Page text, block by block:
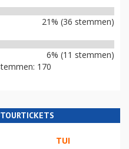
21% (36 stemmen)
6% (11 stemmen)
170
TUI